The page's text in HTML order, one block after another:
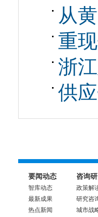
从
重
浙
供
要闻动态
智库动态
最新成果
热点新闻
咨询
政策解
研究咨
城市战